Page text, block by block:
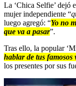
La ‘Chica Selfie’ dejó
mujer independiente “
luego agregó: “Yo no
que va a pasar”.
Tras ello, la popular
hablar de tus famosos
los presentes por sus